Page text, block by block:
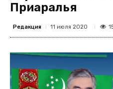
Приаралья
Редакция 11 июля 2020